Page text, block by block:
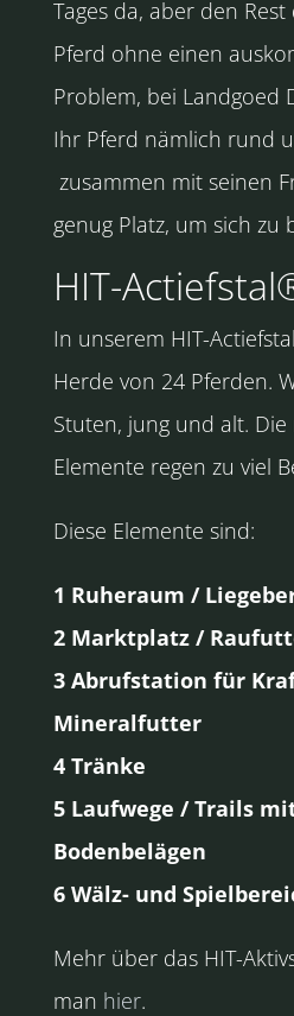
Tages da, aber den
Pferd ohne einen
Problem, bei Landgoed
Ihr Pferd nämlich rund
zusammen mit seinen
genug Platz, um sich zu
HIT-
In unserem HIT-
Herde von 24 Pferden.
Stuten, jung und alt.
Elemente regen zu viel
Diese Elemente sind:
1 Ruheraum /
2 Marktplatz /
3 Abrufstation für
Mineralfutter
4 Tränke
5 Laufwege / Trails
Bodenbelägen
6 Wälz- und
Mehr über das HIT-
man hier.